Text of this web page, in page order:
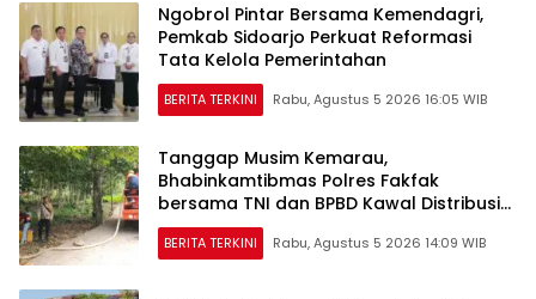
Ngobrol Pintar Bersama Kemendagri,
Pemkab Sidoarjo Perkuat Reformasi
Tata Kelola Pemerintahan
BERITA TERKINI Rabu, Agustus 5 2026 16:05 WIB
Tanggap Musim Kemarau,
Bhabinkamtibmas Polres Fakfak
bersama TNI dan BPBD Kawal Distribusi
Air Bersih untuk Warga
BERITA TERKINI Rabu, Agustus 5 2026 14:09 WIB